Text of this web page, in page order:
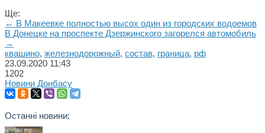
Ще:
← В Макеевке полностью высох один из городских водоемов
В Донецке на проспекте Дзержинского загорелся автомобиль
→
квашино, железнодорожный, состав, граница, рф
23.09.2020 11:43
1202
Новини Донбасу
Останні новини: